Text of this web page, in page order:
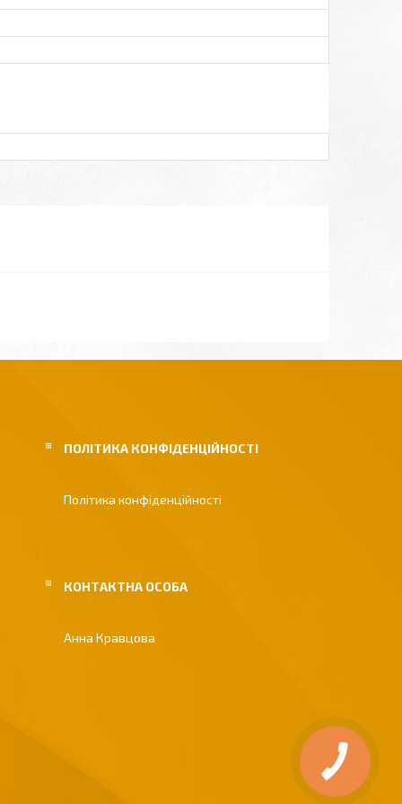
ПОЛІТИКА КОНФІДЕНЦІЙНОСТІ
Політика конфіденційності
Анна Кравцова